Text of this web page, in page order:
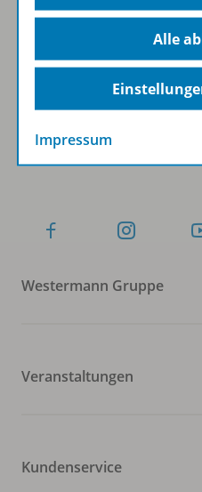
Sofort profitieren
Zum
Folgen Sie uns auf Social
Westermann Gruppe
Veranstaltungen
Kundenservice
Alle
Impressum